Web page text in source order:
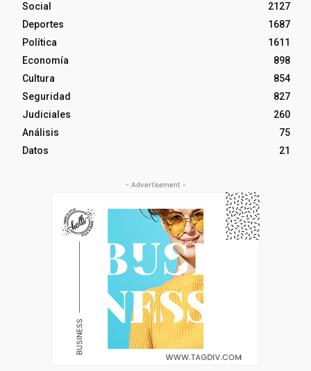
Social
2127
Deportes
1687
Política
1611
Economía
898
Cultura
854
Seguridad
827
Judiciales
260
Análisis
75
Datos
21
- Advertisement -